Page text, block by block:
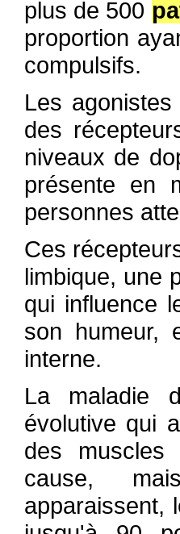
plus de 500
proportion
compulsifs.
Les
des
niveaux de
présente en
personnes
Ces
limbique, une
qui influence
son humeur,
interne.
La maladie
évolutive qui
des
cause,
apparaissent,